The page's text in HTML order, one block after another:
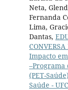
Neta,
Fernanda
Lima,
Dantas,
Impacto
–Programa
(PET-
Saúde -